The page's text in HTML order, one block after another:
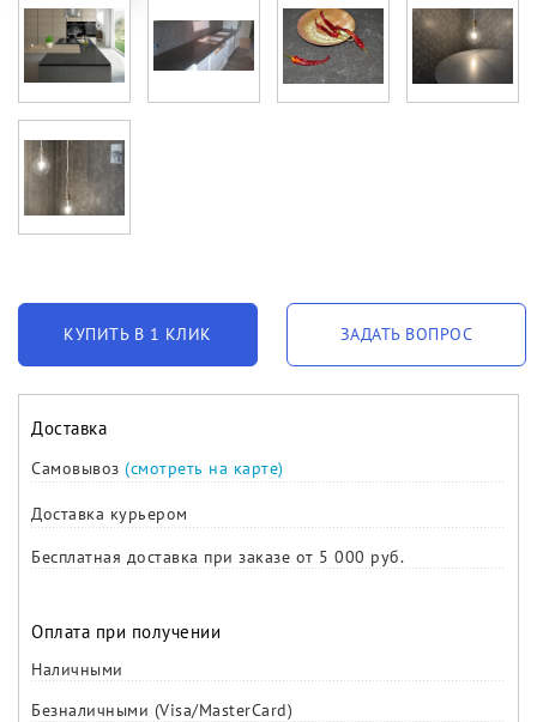
КУПИТЬ В 1 КЛИК ЗАДАТЬ ВОПРОС
Доставка
Самовывоз (смотреть на карте)
Доставка курьером
Бесплатная доставка при заказе от 5 000 руб.
Оплата при получении
Наличными
Безналичными (Visa/MasterCard)